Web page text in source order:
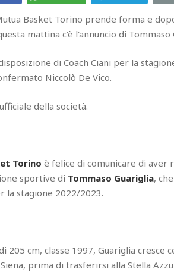
Basket Torino prende forma e
mattina c'è l'annuncio di Tommaso
di Coach Ciani per la
Niccolò De Vico.
della società.
Torino è felice di comunicare di aver
sportive di Tommaso Guariglia,
la stagione 2022/2023.
205 cm, classe 1997, Guariglia cresce
prima di trasferirsi alla Stella